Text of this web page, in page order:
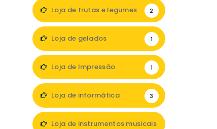
Loja de frutas e legumes 2
Loja de gelados 1
Loja de Impressão 1
Loja de informática 3
Loja de instrumentos musicais